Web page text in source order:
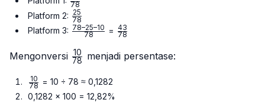
{78}
78
Platform 2: \frac{25}
{78}
78
25
Platform 3: \frac{78
10}{78}
78
78–25–10 = \frac{43}
78
43
Mengonversi \frac{10}
78
10 menjadi persentase:
\frac{10}
{78}
78
10
= 10 ÷ 78 ≈ 0,1282
0,1282 × 100 = 12,82%